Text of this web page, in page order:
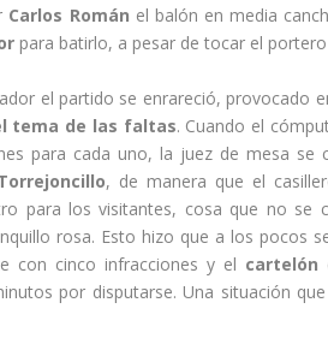
Carlos Román el balón en media
para batirlo, a pesar de tocar el
el partido se enrareció, provocado
tema de las faltas. Cuando el
para cada uno, la juez de mesa
, de manera que el
para los visitantes, cosa que no se
rosa. Esto hizo que a los pocos
con cinco infracciones y el cartelón
por disputarse. Una situación